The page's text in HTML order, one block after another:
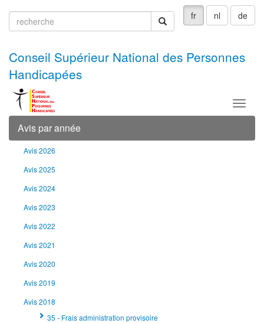
fr nl de
recherche
Conseil Supérieur National des Personnes
Handicapées
Menu
Avis par année
Avis 2026
Avis 2025
Avis 2024
Avis 2023
Avis 2022
Avis 2021
Avis 2020
Avis 2019
Avis 2018
35 - Frais administration provisoire